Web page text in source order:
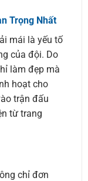
Trọng Nhất
mái là yếu tố
của đội. Do
làm đẹp mà
hoạt cho
trận đấu
từ trang
chỉ đơn